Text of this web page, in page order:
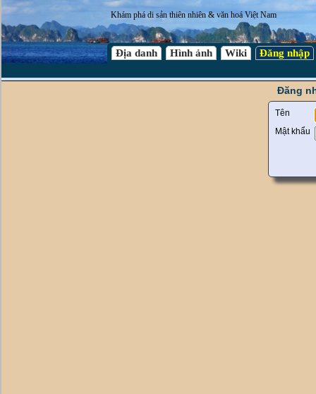
Khám phá di sản thiên nhiên & văn hoá Việt Nam
Địa danh Hình ảnh Wiki Đăng nhập
Đăng
Tên
Mật khẩu